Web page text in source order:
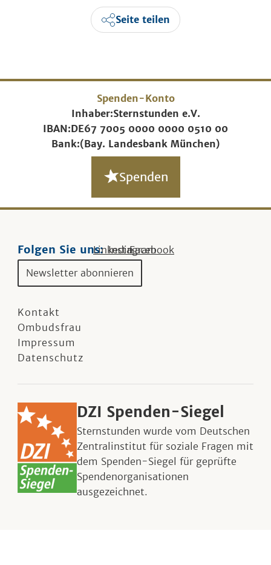
Seite teilen
Spenden-Konto
Inhaber:Sternstunden e.V.
IBAN:DE67 7005 0000 0000 0510 00
Bank:(Bay. Landesbank München)
Spenden
Folgen Sie uns:Linkedin
Instagram
Facebook
Newsletter abonnieren
Kontakt
Ombudsfrau
Impressum
Datenschutz
DZI Spenden-Siegel
Sternstunden wurde vom Deutschen
Zentralinstitut für soziale Fragen mit
dem Spenden-Siegel für geprüfte
Spendenorganisationen
ausgezeichnet.